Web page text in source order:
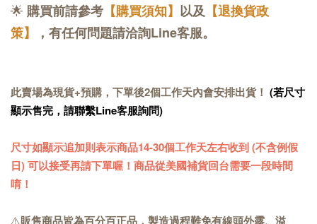
🌟 購買前請參考 【購買須知】 以及 【退換貨政
策】
，有任何問題請洽詢Line客服。
此賣場為現貨+預購，下單後2個工作天內會安排出貨！ (若尺寸
顯示售完，請聯繫Line客服詢問)
尺寸如顯示追加則表示商品14-30個工作天左右收到 (不含例假
日) 可以接受再請下單喔！商品從美國補貨回台需要一段時間
唷！
⚠️販售商品皆為百分百正品，製造過程難免有線頭外露、溢